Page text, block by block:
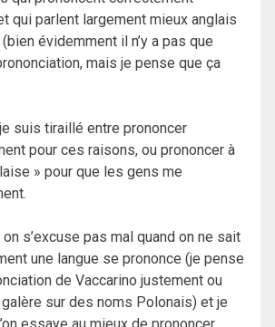
qui parlent largement mieux anglais
évidemment il n’y a pas que
mais je pense que ça
suis tiraillé entre prononcer
pour ces raisons, ou prononcer à
» pour que les gens me
on s’excuse pas mal quand on ne sait
une langue se prononce (je pense
de Vaccarino justement ou
galère sur des noms Polonais) et je
essaye au mieux de prononcer